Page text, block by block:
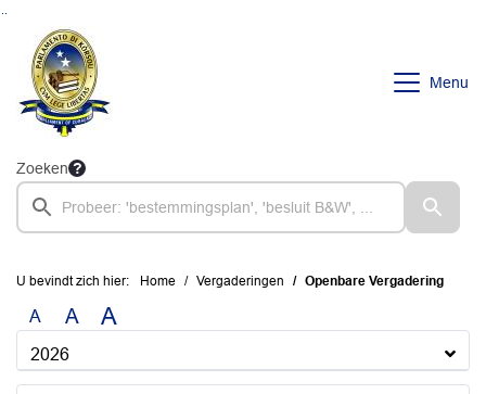
Ga naar de inhoud van deze pagina
Ga naar het zoeken
Ga naar het menu
Menu
Zoeken
U bevindt zich hier: Home Vergaderingen Openbare Vergadering
A A A
2026